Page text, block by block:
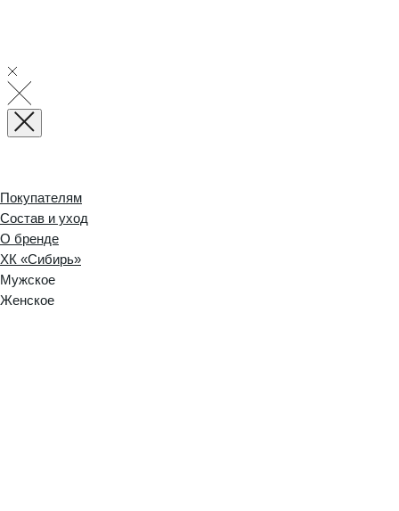
Покупателям
Состав и уход
О бренде
ХК «Сибирь»
Мужское
Женское